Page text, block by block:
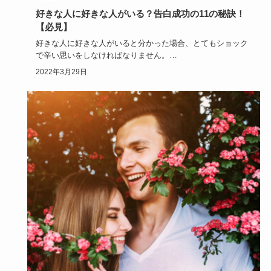
好きな人に好きな人がいる？告白成功の11の秘訣！
【必見】
好きな人に好きな人がいると分かった場合、とてもショック
で辛い思いをしなければなりません。
諦めて次の恋を探す前に「当たっ…
2022年3月29日